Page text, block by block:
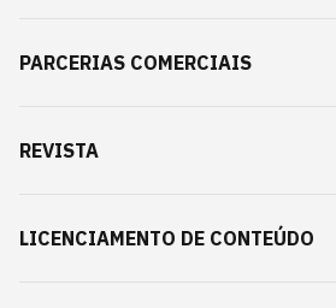
PARCERIAS COMERCIAIS
REVISTA
LICENCIAMENTO DE CONTEÚDO